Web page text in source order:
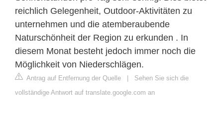
reichlich Gelegenheit, Outdoor-Aktivitäten zu
unternehmen und die atemberaubende
Naturschönheit der Region zu erkunden . In
diesem Monat besteht jedoch immer noch die
Möglichkeit von Niederschlägen.
Antrag auf Entfernung der Quelle | Sehen Sie sich die
vollständige Antwort auf translate.google.com an